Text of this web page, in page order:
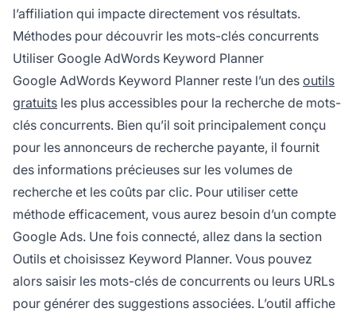
l’affiliation qui impacte directement vos résultats.
Méthodes pour découvrir les mots-clés concurrents
Utiliser Google AdWords Keyword Planner
Google AdWords Keyword Planner reste l’un des outils
gratuits les plus accessibles pour la recherche de mots-
clés concurrents. Bien qu’il soit principalement conçu
pour les annonceurs de recherche payante, il fournit
des informations précieuses sur les volumes de
recherche et les coûts par clic. Pour utiliser cette
méthode efficacement, vous aurez besoin d’un compte
Google Ads. Une fois connecté, allez dans la section
Outils et choisissez Keyword Planner. Vous pouvez
alors saisir les mots-clés de concurrents ou leurs URLs
pour générer des suggestions associées. L’outil affiche